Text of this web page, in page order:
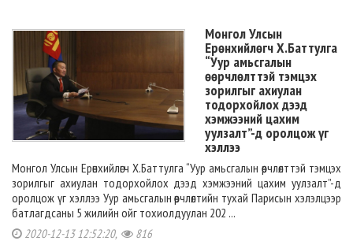
Монгол Улсын
Ерөнхийлөгч Х.Баттулга
“Уур амьсгалын
өөрчлөлттэй тэмцэх
зорилгыг ахиулан
тодорхойлох дээд
хэмжээний цахим
уулзалт”-д оролцож үг
хэллээ
Монгол Улсын Ерөнхийлөгч Х.Баттулга “Уур амьсгалын өөрчлөлттэй тэмцэх
зорилгыг ахиулан тодорхойлох дээд хэмжээний цахим уулзалт”-д
оролцож үг хэллээ Уур амьсгалын өөрчлөлтийн тухай Парисын хэлэлцээр
батлагдсаны 5 жилийн ойг тохиолдуулан 202 ...
2020-12-13 12:52:20, 816